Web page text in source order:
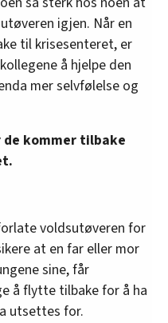
igjen. Når en
til krisesenteret, er
å hjelpe den
mer selvfølelse og
kommer tilbake
voldsutøveren for
at en far eller mor
sine, får
å flytte tilbake for å ha
utsettes for.